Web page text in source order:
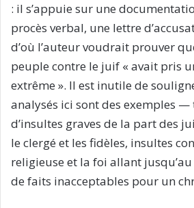
: il s’appuie sur une
procès verbal, une lettre
d’où l’auteur voudrait prouver
peuple contre le juif « avait pris
extrême ». Il est inutile de
analysés ici sont des exemples
d’insultes graves de la part des
le clergé et les fidèles, insultes
religieuse et la foi allant
de faits inacceptables pour un